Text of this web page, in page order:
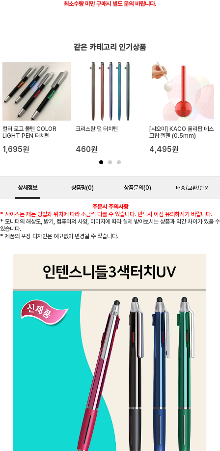
최소수량 미만 구매시 별도 문의 바랍니다.
같은 카테고리 인기상품
컬러 로고 볼펜 COLOR
LIGHT PEN 터치펜
1,695원
크리스탈 펄 터치펜
460원
[샤오미] KACO 롤리팝 데스
크탑 젤펜 (0.5mm)
4,495원
상세정보 상품평(0) 상품문의(0) 배송/교환/반품
주문시 주의사항
* 사이즈는 재는 방법과 위치에 따라 조금씩 다를 수 있습니다. 반드시 이점 유의하시기 바랍니다.
* 모니터의 해상도, 밝기, 컴퓨터의 사양, 이미지에 따라 실제 받아보시는 상품과 약간 차이가 있을 수
있습니다.
* 제품의 포장 디자인은 예고없이 변경될 수 있습니다.